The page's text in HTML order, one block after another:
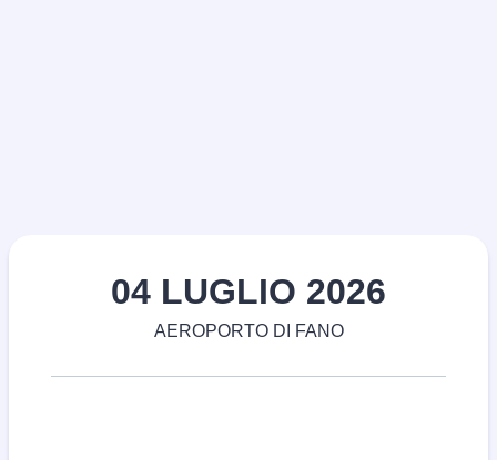
04 LUGLIO 2026
AEROPORTO DI FANO